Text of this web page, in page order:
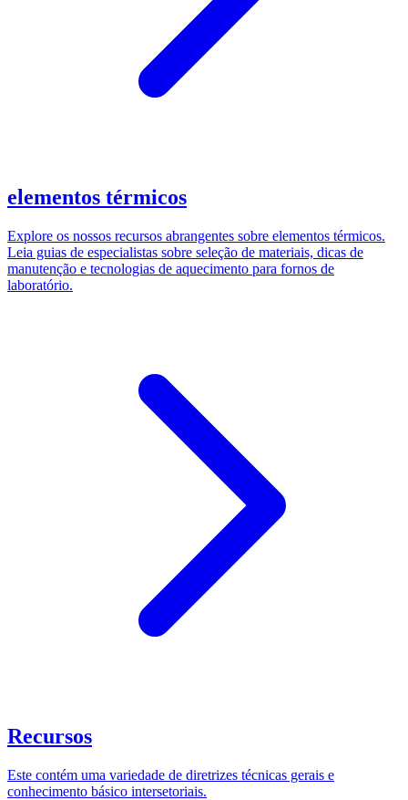
elementos térmicos
Explore os nossos recursos abrangentes sobre elementos térmicos.
Leia guias de especialistas sobre seleção de materiais, dicas de
manutenção e tecnologias de aquecimento para fornos de
laboratório.
Recursos
Este contém uma variedade de diretrizes técnicas gerais e
conhecimento básico intersetoriais.